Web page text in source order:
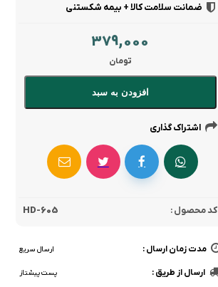
ضمانت سلامت کالا + بیمه شکستنی
379,000
تومان
افزودن به سبد
اشتراک گذاری
کد محصول : HD-605
مدت زمان ارسال : ارسال سریع
ارسال از طریق : پست پیشتاز